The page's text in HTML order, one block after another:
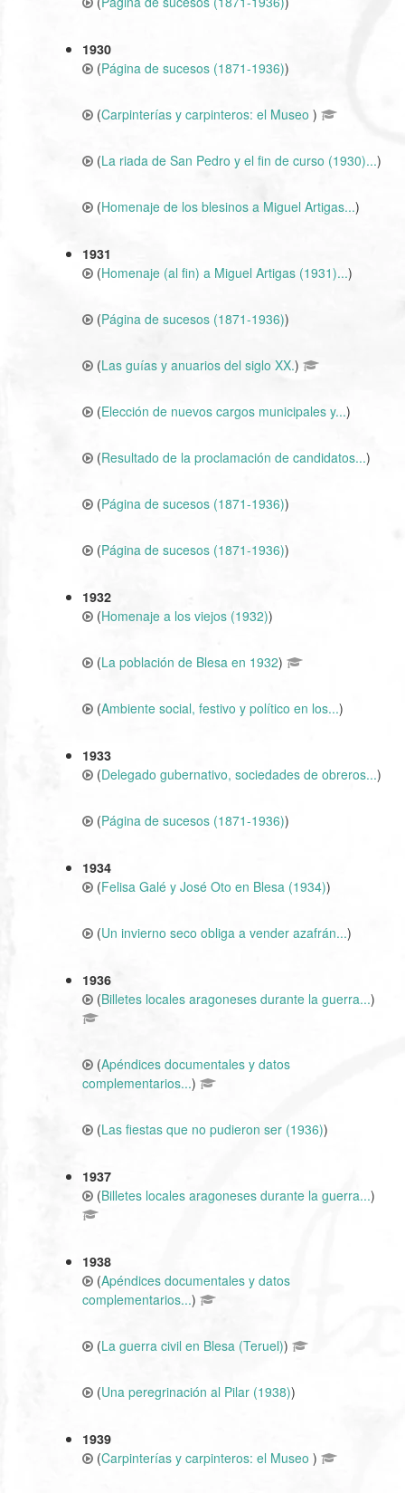
1930
(Página de sucesos (1871-1936))
(Carpinterías y carpinteros: el Museo)
(La riada de San Pedro y el fin de curso (1930)...)
(Homenaje de los blesinos a Miguel Artigas...)
1931
(Homenaje (al fin) a Miguel Artigas (1931)...)
(Página de sucesos (1871-1936))
(Las guías y anuarios del siglo XX.)
(Elección de nuevos cargos municipales y...)
(Resultado de la proclamación de candidatos...)
(Página de sucesos (1871-1936))
(Página de sucesos (1871-1936))
1932
(Homenaje a los viejos (1932))
(La población de Blesa en 1932)
(Ambiente social, festivo y político en los...)
1933
(Delegado gubernativo, sociedades de obreros...)
(Página de sucesos (1871-1936))
1934
(Felisa Galé y José Oto en Blesa (1934))
(Un invierno seco obliga a vender azafrán...)
1936
(Billetes locales aragoneses durante la guerra...)
(Apéndices documentales y datos
complementarios...)
(Las fiestas que no pudieron ser (1936))
1937
(Billetes locales aragoneses durante la guerra...)
1938
(Apéndices documentales y datos
complementarios...)
(La guerra civil en Blesa (Teruel))
(Una peregrinación al Pilar (1938))
1939
(Carpinterías y carpinteros: el Museo)